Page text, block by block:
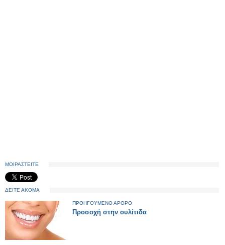
ΜΟΙΡΑΣΤΕΙΤΕ
ΔΕΙΤΕ ΑΚΟΜΑ
ΠΡΟΗΓΟΥΜΕΝΟ ΑΡΘΡΟ
Προσοχή στην ουλίτιδα